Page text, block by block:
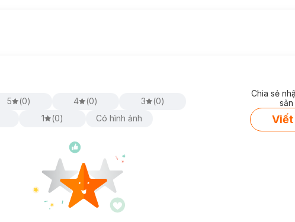
5 (0) 4 (0) 3 (0)
1 (0) Có hình ảnh
Chia sẻ
Viết